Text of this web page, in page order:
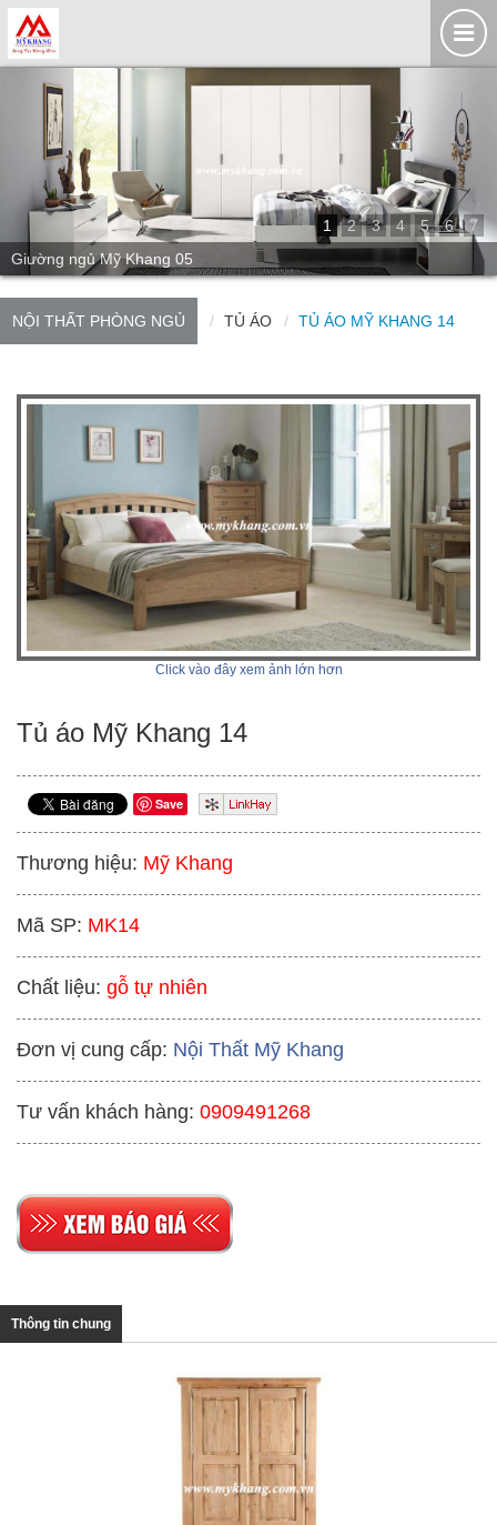
Giường ngủ Mỹ Khang 05
1 2 3 4 5 6 7
NỘI THẤT PHÒNG NGỦ TỦ ÁO TỦ ÁO MỸ KHANG 14
Click vào đây xem ảnh lớn hơn
Tủ áo Mỹ Khang 14
Save
Thương hiệu: Mỹ Khang
Mã SP: MK14
Chất liệu: gỗ tự nhiên
Đơn vị cung cấp: Nội Thất Mỹ Khang
Tư vấn khách hàng: 0909491268
Thông tin chung